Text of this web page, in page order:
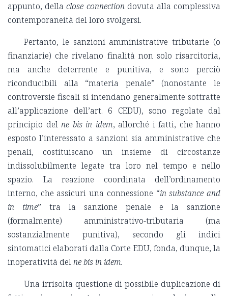
appunto, dellaclose connectiondovuta alla complessiva
contemporaneità del loro svolgersi.
Pertanto, le sanzioni amministrative tributarie (o
finanziarie) che rivelano finalità non solo risarcitoria,
ma anche deterrente e punitiva, e sono perciò
riconducibili alla “materia penale” (nonostante le
controversie fiscali si intendano generalmente sottratte
all’applicazione dell’art. 6 CEDU), sono regolate dal
principio del ne bis in idem, allorché i fatti, che hanno
esposto l’interessato a sanzioni sia amministrative che
penali, costituiscano un insieme di circostanze
indissolubilmente legate tra loro nel tempo e nello
spazio. La reazione coordinata dell’ordinamento
interno, che assicuri una connessione “in substance and
in time” tra la sanzione penale e la sanzione
(formalmente) amministrativo-tributaria (ma
sostanzialmente punitiva), secondo gli indici
sintomatici elaborati dalla Corte EDU, fonda, dunque, la
inoperatività delne bis in idem.
Una irrisolta questione di possibile duplicazione di